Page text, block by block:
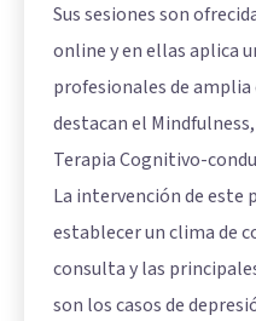
Sus sesiones son
online y en ellas aplica
profesionales de amplia
destacan el
Terapia Cognitivo-
La intervención de este
establecer un clima de
consulta y las
son los casos de